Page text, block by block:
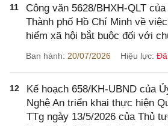
11
Công văn 5628/BHXH-QLT
Thành phố Hồ Chí Minh về
hiểm xã hội bắt buộc đối với
Ban hành: 20/07/2026 Hiệu lực:
12
Kế hoạch 658/KH-UBND của
Nghệ An triển khai thực hiện
TTg ngày 13/5/2026 của Thủ